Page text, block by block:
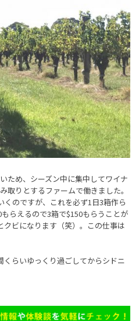
ため、シーズン中に集中してワイナ
取りとするファームで働きました。
のですが、これを必ず1日3箱作ら
らえるので3箱で$150もらうことが
ビになります（笑）。この仕事は
らいゆっくり過ごしてからシドニ